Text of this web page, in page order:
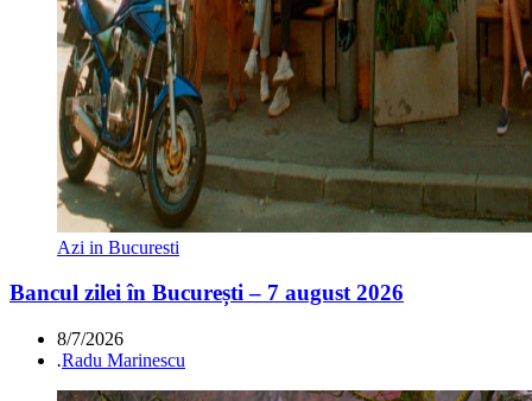
Azi in Bucuresti
Bancul zilei în București – 7 august 2026
8/7/2026
.Radu Marinescu